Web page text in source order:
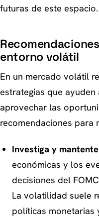
futuras de este espacio.
entorno volátil
En un mercado volátil
estrategias que
aprovechar las
recomendaciones para
Investiga y
económicas y los
decisiones del
La volatilidad suele
políticas monetarias